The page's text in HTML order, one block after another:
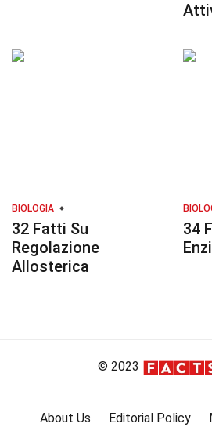
BIOLOGIA
32 Fatti Su
Regolazione
Allosterica
34
© 2023
About Us Editorial Policy